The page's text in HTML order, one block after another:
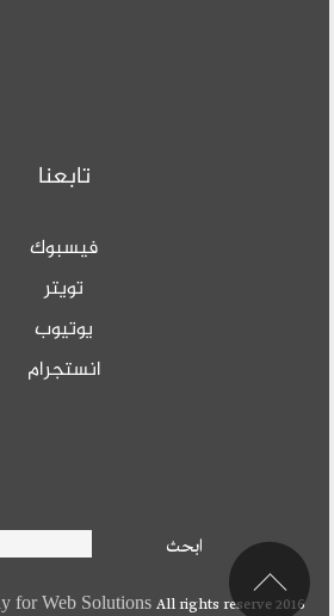
تابعنا
فيسبوك
تويتر
يوتيوب
انستجرام
ابحث
Search form
for Web Solutions All rights reserve 2016 ©